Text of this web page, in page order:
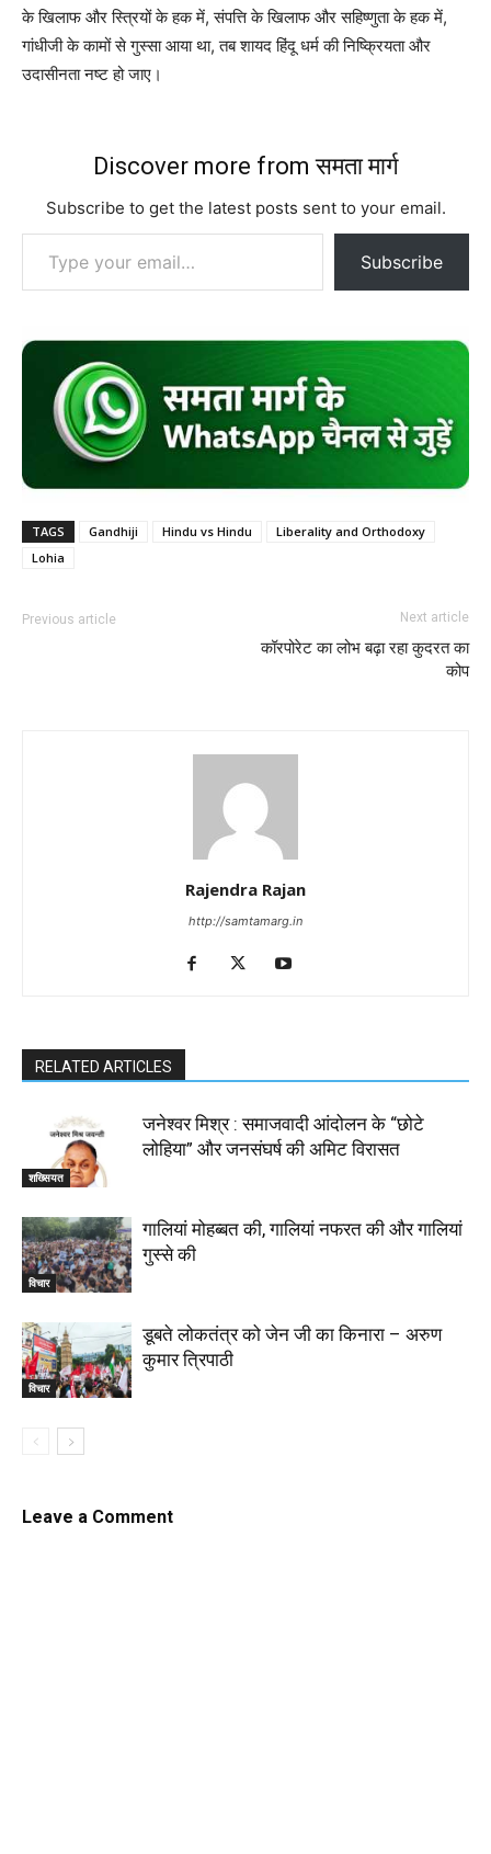
के खिलाफ और स्त्रियों के हक में, संपत्ति के खिलाफ और सहिष्णुता के हक में,
गांधीजी के कामों से गुस्सा आया था, तब शायद हिंदू धर्म की निष्क्रियता और
उदासीनता नष्ट हो जाए।
Discover more from समता मार्ग
Subscribe to get the latest posts sent to your email.
Type your email…
Subscribe
TAGS Gandhiji Hindu vs Hindu
Liberality and Orthodoxy
Lohia
Previous article Next article
कॉरपोरेट का लोभ बढ़ा रहा कुदरत का
कोप
Rajendra Rajan
http://samtamarg.in
RELATED ARTICLES
शख्सियत
जनेश्वर मिश्र : समाजवादी आंदोलन के “छोटे
लोहिया” और जनसंघर्ष की अमिट विरासत
विचार
गालियां मोहब्बत की, गालियां नफरत की और गालियां
गुस्से की
विचार
डूबते लोकतंत्र को जेन जी का किनारा – अरुण
कुमार त्रिपाठी
Leave a Comment